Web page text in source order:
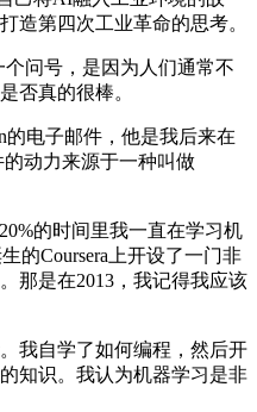
造第四次工业革命的思考。
问号，是因为人们通常不
否真的很棒。
电子邮件，他是我后来在
动力来源于一种叫做
的时间里我一直在学习机
的Coursera上开设了一门非
那是在2013，我记得我应该
自学了如何编程，然后开
知识。我认为机器学习是非